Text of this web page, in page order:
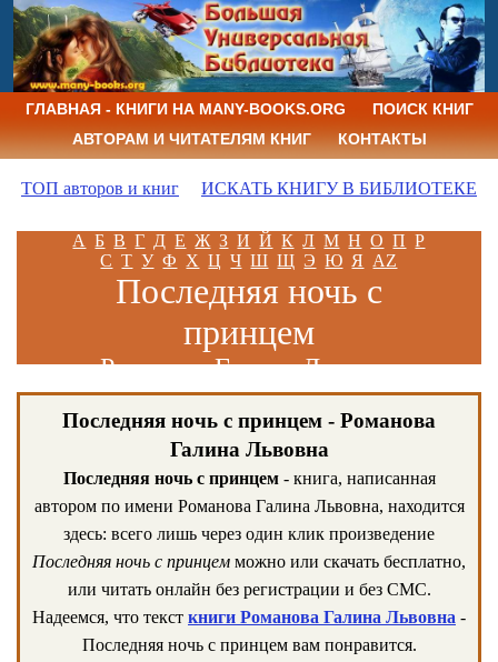
ГЛАВНАЯ - КНИГИ НА MANY-BOOKS.ORG
ПОИСК КНИГ
АВТОРАМ И ЧИТАТЕЛЯМ КНИГ
КОНТАКТЫ
ТОП авторов и книг ИСКАТЬ КНИГУ В БИБЛИОТЕКЕ
А Б В Г Д Е Ж З И Й К Л М Н О П Р
С Т У Ф Х Ц Ч Ш Щ Э Ю Я AZ
Последняя ночь с
принцем
Романова Галина Львовна
Последняя ночь с принцем - Романова
Галина Львовна
Последняя ночь с принцем- книга, написанная
автором по имени Романова Галина Львовна, находится
здесь: всего лишь через один клик произведение
Последняя ночь с принцем можно или скачать бесплатно,
или читать онлайн без регистрации и без СМС.
Надеемся, что текст книги Романова Галина Львовна -
Последняя ночь с принцем вам понравится.